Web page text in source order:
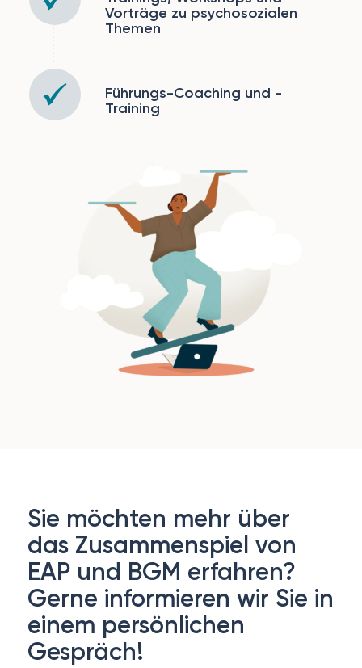
Vorträge zu psychosozialen
Themen
Führungs-Coaching und -
Training
Sie möchten mehr über
das Zusammenspiel von
EAP und BGM erfahren?
Gerne informieren wir Sie in
einem persönlichen
Gespräch!